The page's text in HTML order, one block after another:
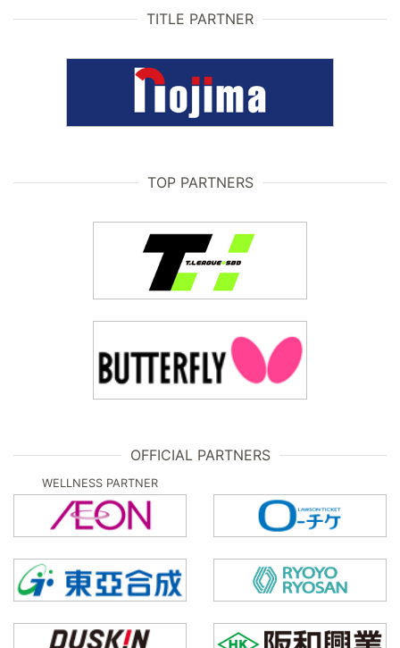
TITLE PARTNER
TOP PARTNERS
OFFICIAL PARTNERS
WELLNESS PARTNER